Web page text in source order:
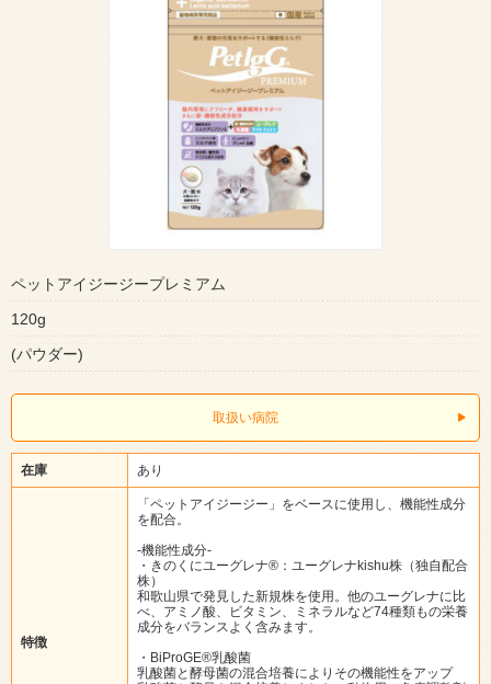
ペットアイジージープレミアム
120g
(パウダー)
取扱い病院
在庫 あり
特徴
「ペットアイジージー」をベースに使用し、機能性成分
を配合。
-機能性成分-
・きのくにユーグレナ®：ユーグレナkishu株（独自配合
株）
和歌山県で発見した新規株を使用。他のユーグレナに比
べ、アミノ酸、ビタミン、ミネラルなど74種類もの栄養
成分をバランスよく含みます。
・BiProGE®乳酸菌
乳酸菌と酵母菌の混合培養によりその機能性をアップ